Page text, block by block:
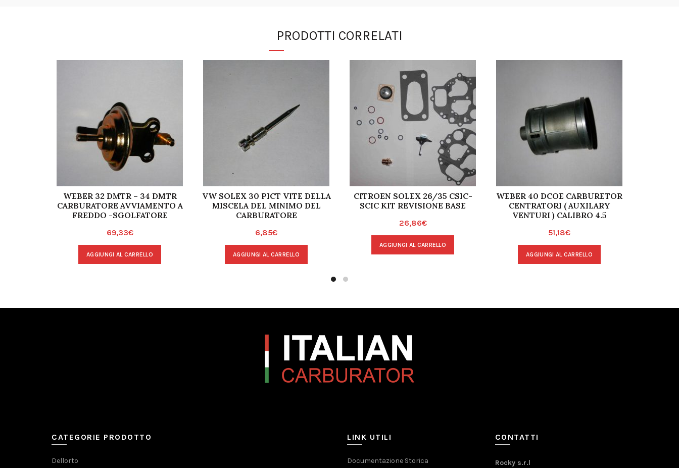
PRODOTTI CORRELATI
WEBER 32 DMTR – 34 DMTR
CARBURATORE AVVIAMENTO A
FREDDO -SGOLFATORE
69,33€
AGGIUNGI AL CARRELLO
VW SOLEX 30 PICT VITE DELLA
MISCELA DEL MINIMO DEL
CARBURATORE
6,85€
AGGIUNGI AL CARRELLO
CITROEN SOLEX 26/35 CSIC-
SCIC KIT REVISIONE BASE
26,86€
AGGIUNGI AL CARRELLO
WEBER 40 DCOE CARBURETOR
CENTRATORI ( AUXILARY
VENTURI ) CALIBRO 4.5
51,18€
AGGIUNGI AL CARRELLO
CATEGORIE PRODOTTO
Dellorto
LINK UTILI
Documentazione Storica
CONTATTI
Rocky s.r.l